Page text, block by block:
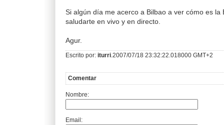
Si algún día me acerco a Bilbao a ver cómo es la
saludarte en vivo y en directo.
Agur.
Escrito por: iturri .2007/07/18 23:32:22.018000 GMT+2
Comentar
Nombre:
Email: